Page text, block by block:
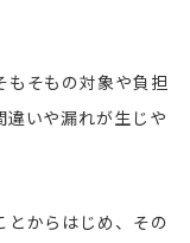
もそもの対象や負担
いや漏れが生じや
とからはじめ、その